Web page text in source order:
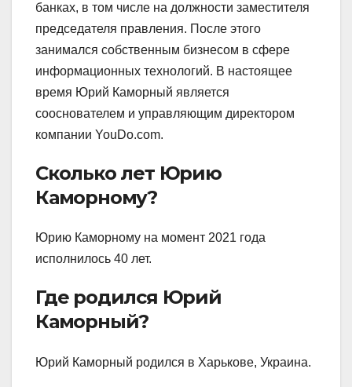
банках, в том числе на должности заместителя
председателя правления. После этого
занимался собственным бизнесом в сфере
информационных технологий. В настоящее
время Юрий Каморный является
сооснователем и управляющим директором
компании YouDo.com.
Сколько лет Юрию
Каморному?
Юрию Каморному на момент 2021 года
исполнилось 40 лет.
Где родился Юрий
Каморный?
Юрий Каморный родился в Харькове, Украина.